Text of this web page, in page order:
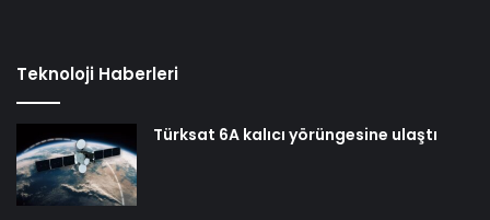
Teknoloji Haberleri
Türksat 6A kalıcı yörüngesine ulaştı